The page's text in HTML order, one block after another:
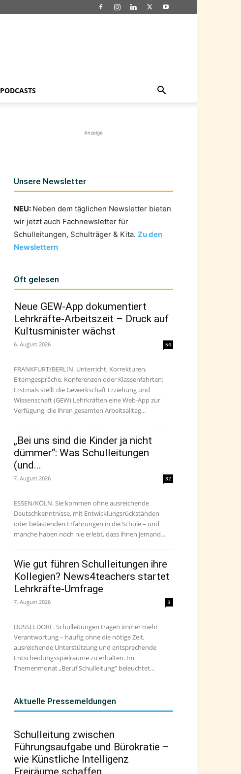
PODCASTS
Anzeige
Unsere Newsletter
NEU: Neben dem täglichen Newsletter bieten
wir jetzt auch Fachnewsletter für
Schulleitungen, Schulträger & Kita. Zu den
Newslettern
Oft gelesen
Neue GEW-App dokumentiert
Lehrkräfte-Arbeitszeit – Druck auf
Kultusminister wächst
6. August 2026 54
FRANKFURT/BERLIN. Unterricht, Korrekturen,
Elterngespräche, Konferenzen oder Klassenfahrten:
Erstmals stellt die Gewerkschaft Erziehung und
Wissenschaft (GEW) Lehrkräften eine Web-App zur
Verfügung, die ihren gesamten Arbeitsalltag...
„Bei uns sind die Kinder ja nicht
dümmer“: Was Schulleitungen
(und...
7. August 2026 32
ESSEN/KÖLN. Sie kommen ohne ausreichende
Deutschkenntnisse, mit Entwicklungsrückständen
oder belastenden Erfahrungen in die Schule – und
manche haben noch nie erlebt, dass ihnen jemand...
Wie gut führen Schulleitungen ihre
Kollegien? News4teachers startet
Lehrkräfte-Umfrage
7. August 2026 3
DÜSSELDORF. Schulleitungen tragen immer mehr
Verantwortung – häufig ohne die nötige Zeit,
ausreichende Unterstützung und entsprechende
Entscheidungsspielräume zu erhalten. Im
Themenmonat „Beruf Schulleitung“ beleuchtet...
Aktuelle Pressemeldungen
Schulleitung zwischen
Führungsaufgabe und Bürokratie –
wie Künstliche Intelligenz
Freiräume schaffen...